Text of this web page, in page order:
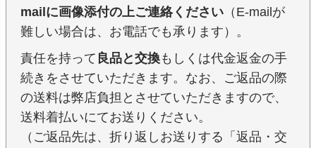
mailに画像添付の上ご連絡ください （E-mailが
難しい場合は、お電話でも承ります）。
責任を持って 良品と交換もしくは代金返金の手
続きをさせていただきます。なお、ご返品の際
の送料は弊店負担とさせていただきますので、
送料着払いにてお送りください。
（ご返品先は、折り返しお送りする「返品・交